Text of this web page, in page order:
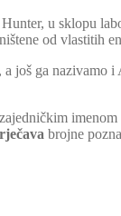
u sklopu
od vlastitih
još ga nazivamo
imenom
brojne